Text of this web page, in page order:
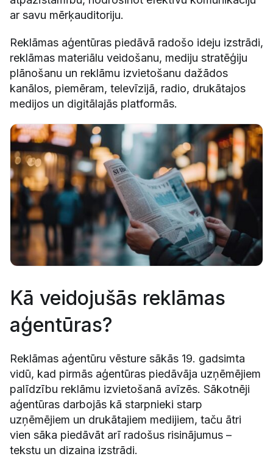
ar savu mērķauditoriju.
Reklāmas aģentūras piedāvā radošo ideju izstrādi,
reklāmas materiālu veidošanu, mediju stratēģiju
plānošanu un reklāmu izvietošanu dažādos
kanālos, piemēram, televīzijā, radio, drukātajos
medijos un digitālajās platformās.
Kā veidojušās reklāmas
aģentūras?
Reklāmas aģentūru vēsture sākās 19. gadsimta
vidū, kad pirmās aģentūras piedāvāja uzņēmējiem
palīdzību reklāmu izvietošanā avīzēs. Sākotnēji
aģentūras darbojās kā starpnieki starp
uzņēmējiem un drukātajiem medijiem, taču ātri
vien sāka piedāvāt arī radošus risinājumus –
tekstu un dizaina izstrādi.